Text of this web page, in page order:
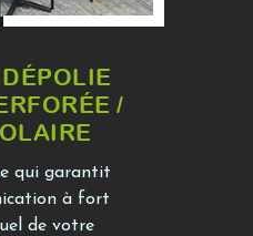
/
qui garantit
à fort
de votre